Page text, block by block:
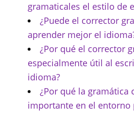
gramaticales el estilo de
¿Puede el corrector
aprender mejor el
¿Por qué el corrector
especialmente útil al
idioma?
¿Por qué la gramática
importante en el entorno